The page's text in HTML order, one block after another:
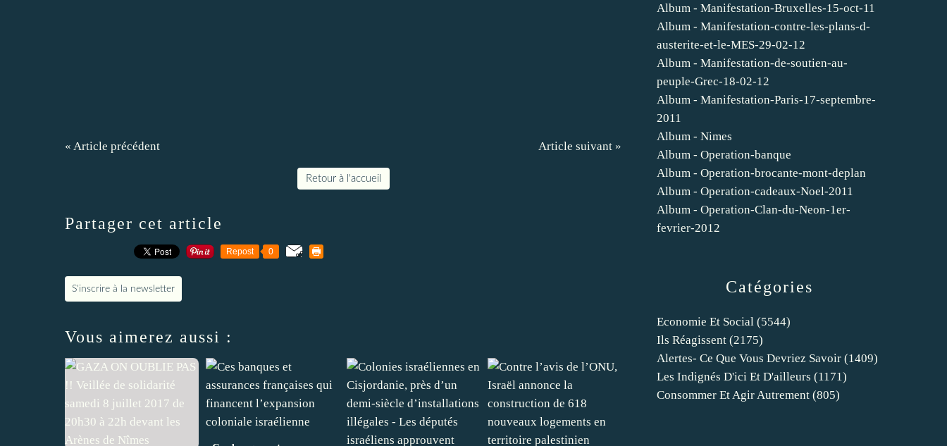
« Article précédent Article suivant »
Retour à l'accueil
Partager cet article
Repost 0
S'inscrire à la newsletter
Vous aimerez aussi :
Catégories
Economie Et Social (5544)
Ils Réagissent (2175)
Alertes- Ce Que Vous Devriez Savoir (1409)
Les Indignés D'ici Et D'ailleurs (1171)
Consommer Et Agir Autrement (805)
Album - Manifestation-Bruxelles-15-oct-11
Album - Manifestation-contre-les-plans-d-
austerite-et-le-MES-29-02-12
Album - Manifestation-de-soutien-au-
peuple-Grec-18-02-12
Album - Manifestation-Paris-17-septembre-
2011
Album - Nimes
Album - Operation-banque
Album - Operation-brocante-mont-deplan
Album - Operation-cadeaux-Noel-2011
Album - Operation-Clan-du-Neon-1er-
fevrier-2012